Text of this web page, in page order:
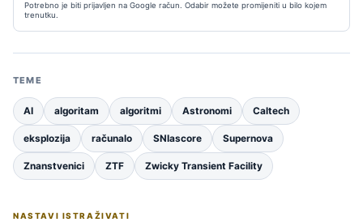
Potrebno je biti prijavljen na Google račun. Odabir možete promijeniti u bilo kojem
trenutku.
TEME
AI algoritam algoritmi Astronomi Caltech
eksplozija računalo SNIascore Supernova
Znanstvenici ZTF Zwicky Transient Facility
NASTAVI ISTRAŽIVATI